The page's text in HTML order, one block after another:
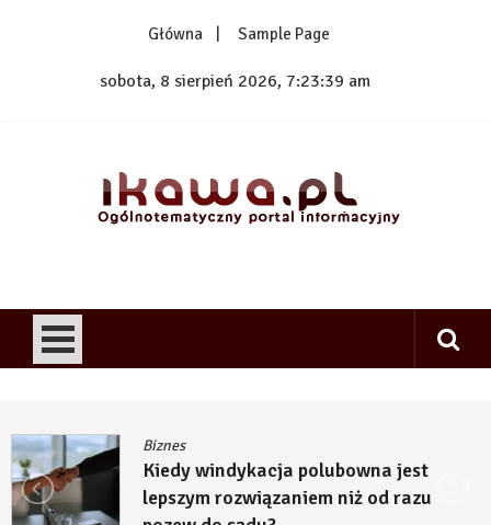
Główna Sample Page
sobota, 8 sierpień 2026, 7:23:40 am
jest
razu
Kiedy budowa inwestycji
decyzji środowiskowej?